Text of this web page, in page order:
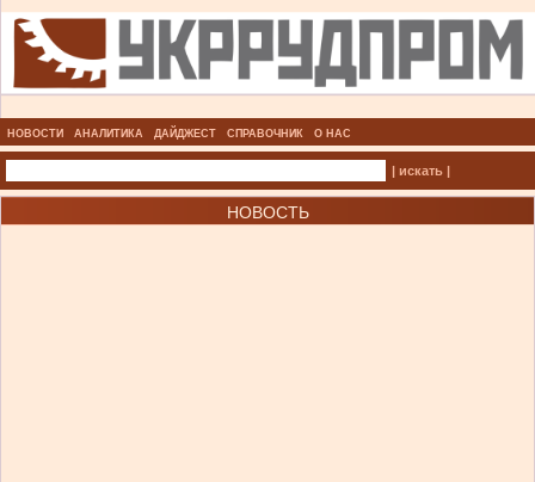
НОВОСТИ АНАЛИТИКА ДАЙДЖЕСТ СПРАВОЧНИК О НАС
| искать |
НОВОСТЬ